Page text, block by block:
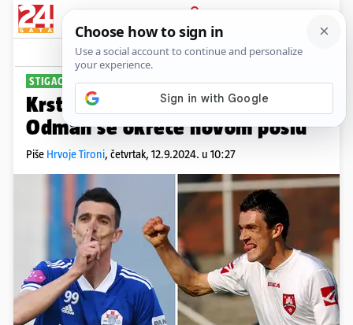
PRIJAVA
Sport Komentari
STIGAO JE KRAJ
Krstanović je završio karijeru.
Odmah se okreće novom poslu
Piše Hrvoje Tironi, četvrtak, 12.9.2024. u 10:27